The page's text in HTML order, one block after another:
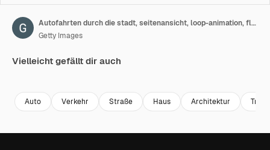
Autofahrten durch die stadt, seitenansicht, loop-animation, flacher design-hintergrund
Getty Images
Vielleicht gefällt dir auch
Auto Verkehr Straße Haus Architektur